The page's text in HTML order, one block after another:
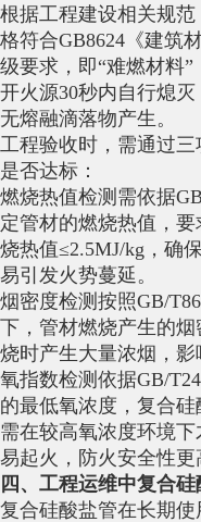
根据工程建设相关规
格符合GB8624《建筑
级要求，即“难燃材料
开火源30秒内自行熄
无熔融滴落物产生。
工程验收时，需通过
是否达标：
燃烧热值检测需依据
定管材的燃烧热值，
烧热值≤2.5MJ/kg，确
易引发火势蔓延。
烟密度检测按照GB/
下，管材燃烧产生的
烧时产生大量浓烟，影
氧指数检测依据GB/
的最低氧浓度，复合
需在较高氧浓度环境
易起火，防火安全性更
四、工程运维中复合
复合硅酸盐管在长期